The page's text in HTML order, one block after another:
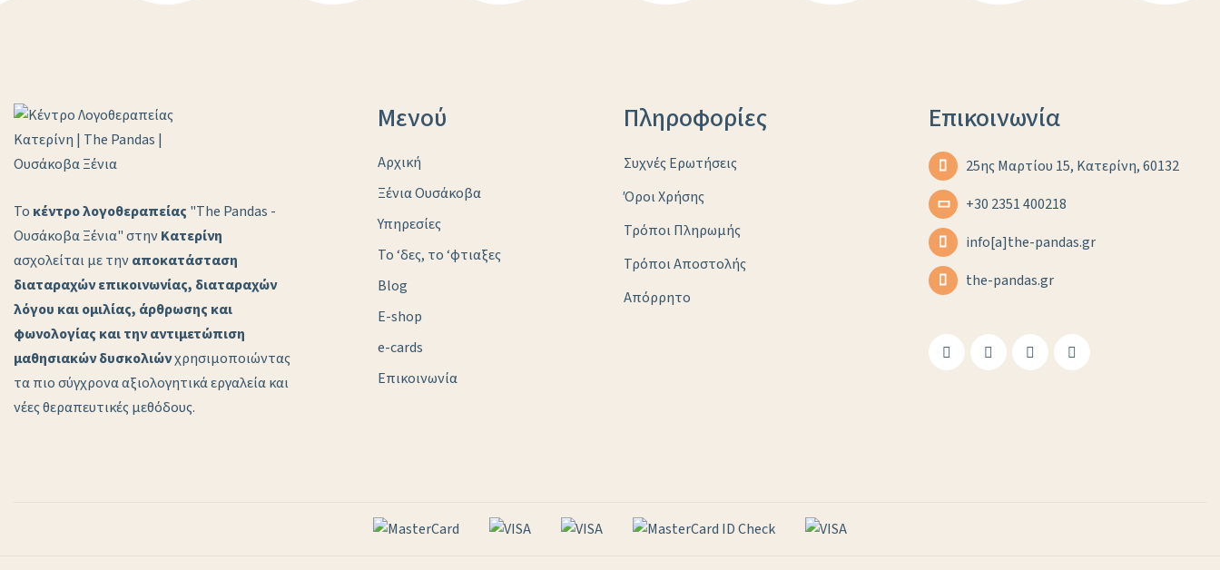
Το κέντρο λογοθεραπείας "The Pandas -
Ουσάκοβα Ξένια" στηνΚατερίνη
ασχολείται με τηναποκατάσταση
διαταραχών επικοινωνίας, διαταραχών
λόγου και ομιλίας, άρθρωσης και
φωνολογίας και την αντιμετώπιση
μαθησιακών δυσκολιώνχρησιμοποιώντας
τα πιο σύγχρονα αξιολογητικά εργαλεία και
νέες θεραπευτικές μεθόδους.
Μενού
Αρχική
Ξένια Ουσάκοβα
Υπηρεσίες
Το ‘δες, το ‘φτιαξες
Blog
E-shop
e-cards
Επικοινωνία
Πληροφορίες
Συχνές Ερωτήσεις
Όροι Χρήσης
Τρόποι Πληρωμής
Τρόποι Αποστολής
Απόρρητο
Επικοινωνία
25ης Μαρτίου 15, Κατερίνη, 60132
+30 2351 400218
info[a]the-pandas.gr
the-pandas.gr